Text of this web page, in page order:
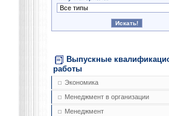
Выпускные
работы
Экономика
Менеджмент в организации
Менеджмент